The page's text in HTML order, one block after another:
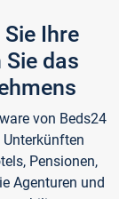
Ihre
das
von Beds24
Pensionen,
Agenturen und